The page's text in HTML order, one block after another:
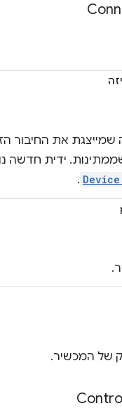
ידית חדשה
.
של המכשיר.